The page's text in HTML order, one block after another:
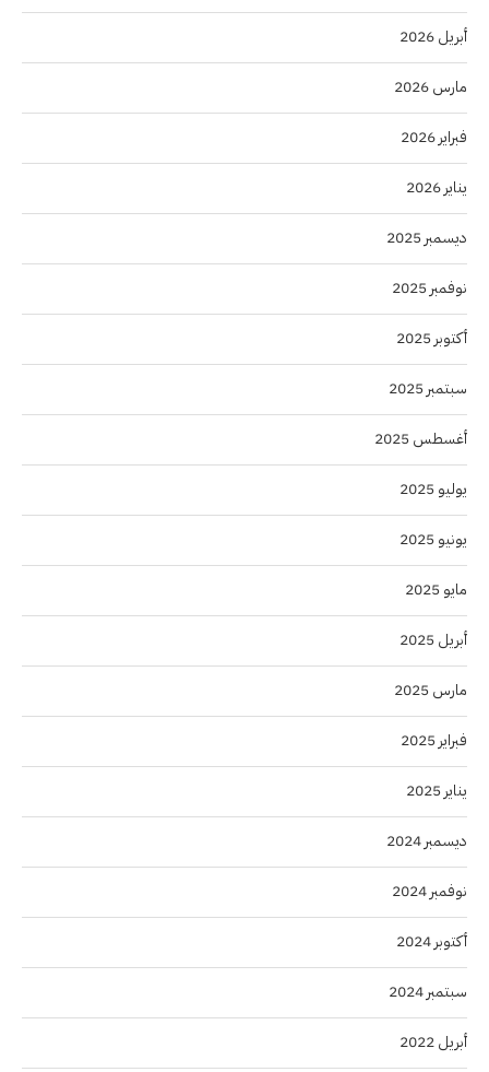
أبريل 2026
مارس 2026
فبراير 2026
يناير 2026
ديسمبر 2025
نوفمبر 2025
أكتوبر 2025
سبتمبر 2025
أغسطس 2025
يوليو 2025
يونيو 2025
مايو 2025
أبريل 2025
مارس 2025
فبراير 2025
يناير 2025
ديسمبر 2024
نوفمبر 2024
أكتوبر 2024
سبتمبر 2024
أبريل 2022